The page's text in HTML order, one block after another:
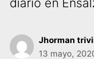
diario en
Jhorman
13 mayo,